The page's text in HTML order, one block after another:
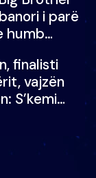
i parë
humb
finalisti
vajzën
S’kemi